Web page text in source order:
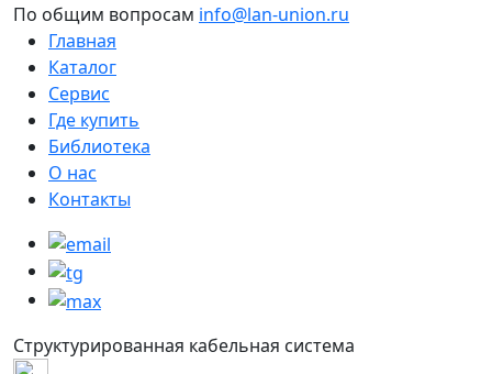
По общим вопросам info@lan-union.ru
Главная
Каталог
Сервис
Где купить
Библиотека
О нас
Контакты
Структурированная кабельная система